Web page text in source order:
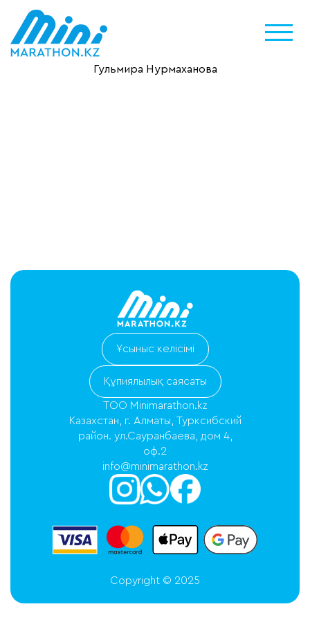
Гульмира Нурмаханова
Ұсыныс келісімі
Құпиялылық саясаты
ТОО Minimarathon.kz
Казахстан, г. Алматы, Турксибский
район. ул.Сауранбаева, дом 4,
оф.2
info@minimarathon.kz
Copyright © 2025